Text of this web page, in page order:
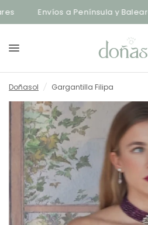
Envíos a Península y Baleares
Doñasol / Gargantilla Filipa